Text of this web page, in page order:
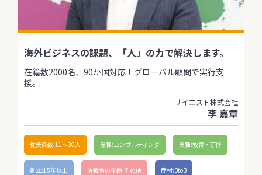
海外ビジネスの課題、「人」の力で解決します。
在籍数2000名、90か国対応！グローバル顧問で実行支
援。
サイエスト株式会社
李 嘉章
従業員数:11〜30人 業種:コンサルティング 業種:教育・研修
創立:15年以上 決裁者の年齢:その他 商材:BtoB